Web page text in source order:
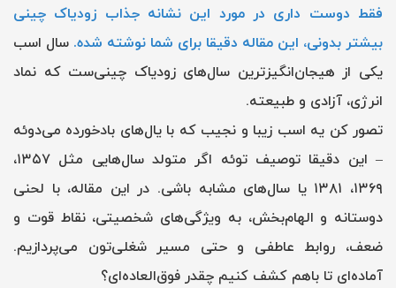
فقط دوست داری در مورد این نشانه جذاب زودیاک چینی
بیشتر بدونی، این مقاله دقیقا برای شما نوشته شده. سال اسب
یکی از هیجان‌انگیزترین سال‌های زودیاک چینی‌ست که نماد
انرژی، آزادی و طبیعته.
تصور کن یه اسب زیبا و نجیب که با یال‌های بادخورده می‌دوئه
– این دقیقا توصیف توئه اگر متولد سال‌هایی مثل ۱۳۵۷،
۱۳۶۹، ۱۳۸۱ یا سال‌های مشابه باشی. در این مقاله، با لحنی
دوستانه و الهام‌بخش، به ویژگی‌های شخصیتی، نقاط قوت و
ضعف، روابط عاطفی و حتی مسیر شغلی‌تون می‌پردازیم.
آماده‌ای تا باهم کشف کنیم چقدر فوق‌العاده‌ای؟